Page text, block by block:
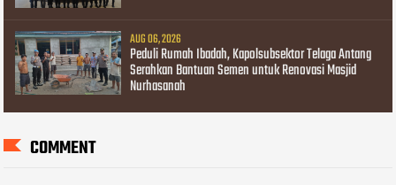
AUG 06, 2026
Peduli Rumah Ibadah, Kapolsubsektor Telaga Antang
Serahkan Bantuan Semen untuk Renovasi Masjid
Nurhasanah
COMMENT